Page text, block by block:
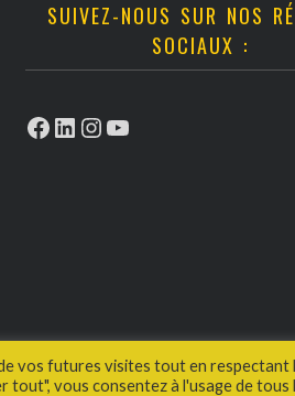
SUIVEZ-NOUS SUR NOS
SOCIAUX :
Facebook
LinkedIn
Instagram
YouTube
vos futures visites tout en respectant
vous consentez à l'usage de tous